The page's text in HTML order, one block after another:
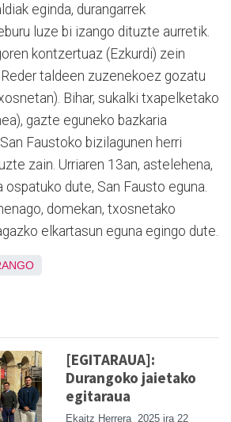
eginda, durangarrek
luze bi izango dituzte aurretik.
kontzertuaz (Ezkurdi) zein
taldeen zuzenekoez gozatu
Bihar, sukalki txapelketako
gazte eguneko bazkaria
Faustoko bizilagunen herri
zain. Urriaren 13an, astelehena,
ospatuko dute, San Fausto eguna.
domekan, txosnetako
elkartasun eguna egingo dute.
[EGITARAUA]:
Durangoko jaietako
egitaraua
Ekaitz Herrera 2025 ira 22